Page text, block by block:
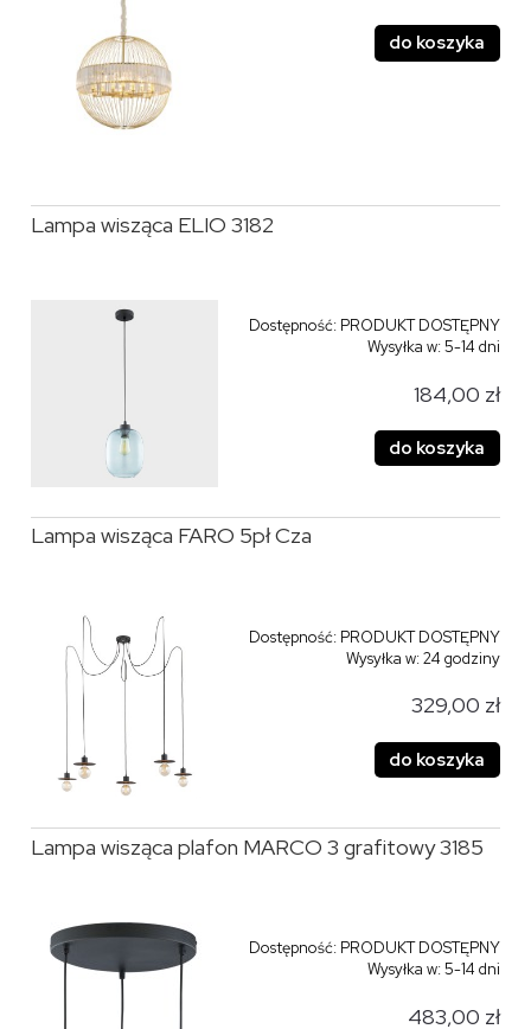
do koszyka
Lampa wisząca ELIO 3182
Dostępność: PRODUKT DOSTĘPNY
Wysyłka w:5-14 dni
184,00 zł
do koszyka
Lampa wisząca FARO 5pł Cza
Dostępność: PRODUKT DOSTĘPNY
Wysyłka w:24 godziny
329,00 zł
do koszyka
Lampa wisząca plafon MARCO 3 grafitowy 3185
Dostępność: PRODUKT DOSTĘPNY
Wysyłka w:5-14 dni
483,00 zł